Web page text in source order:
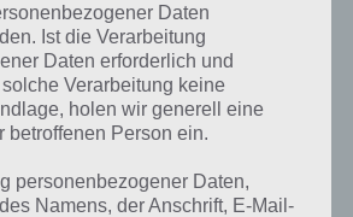
Daten
Ist die Verarbeitung
Daten erforderlich und
Verarbeitung keine
holen wir generell eine
betroffenen Person ein.
personenbezogener Daten,
Namens, der Anschrift, E-Mail-